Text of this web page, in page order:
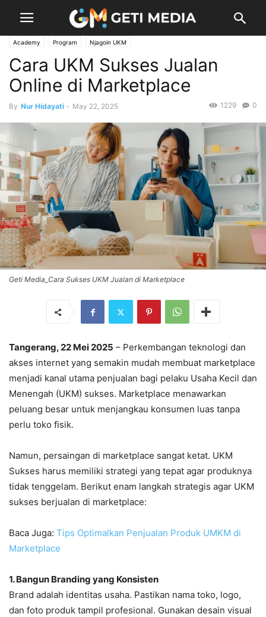
Academy Program Njagoin UKM
Cara UKM Sukses Jualan
Online di Marketplace
By Nur Hidayati - May 22, 2025 0
1229
Geti Media_Cara Sukses UKM Jualan di Marketplace
Tangerang, 22 Mei 2025 – Perkembangan teknologi dan
akses internet yang semakin mudah membuat marketplace
menjadi kanal utama penjualan bagi pelaku Usaha Kecil dan
Menengah (UKM) sukses. Marketplace menawarkan
peluang besar untuk menjangkau konsumen luas tanpa
perlu toko fisik.
Namun, persaingan di marketplace sangat ketat. UKM
Sukses harus memiliki strategi yang tepat agar produknya
tidak tenggelam. Berikut enam langkah strategis agar UKM
sukses berjualan di marketplace:
Baca Juga: Tips Optimalkan Penjualan Produk UMKM di
Marketplace
1. Bangun Branding yang Konsisten
Brand adalah identitas usaha. Pastikan nama toko, logo,
dan foto produk tampil profesional. Gunakan desain visual